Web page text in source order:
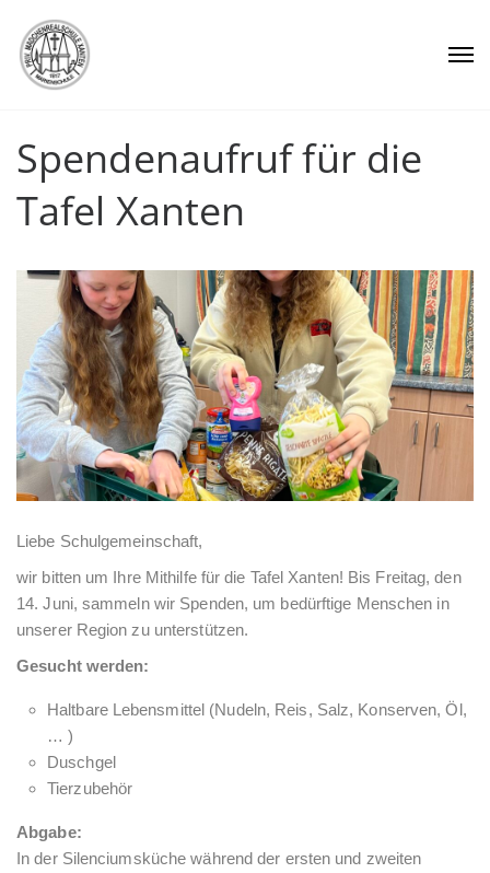
Spendenaufruf für die
Tafel Xanten
Liebe Schulgemeinschaft,
wir bitten um Ihre Mithilfe für die Tafel Xanten! Bis Freitag, den
14. Juni, sammeln wir Spenden, um bedürftige Menschen in
unserer Region zu unterstützen.
Gesucht werden:
Haltbare Lebensmittel (Nudeln, Reis, Salz, Konserven, Öl,
… )
Duschgel
Tierzubehör
Abgabe:
In der Silenciumsküche während der ersten und zweiten